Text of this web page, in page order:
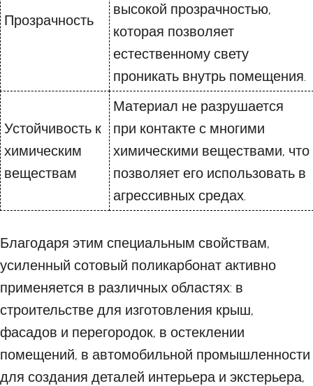
Прозрачность
высокой прозрачностью,
которая позволяет
естественному свету
проникать внутрь помещения.
Устойчивость к
химическим
веществам
Материал не разрушается
при контакте с многими
химическими веществами, что
позволяет его использовать в
агрессивных средах.
Благодаря этим специальным свойствам,
усиленный сотовый поликарбонат активно
применяется в различных областях: в
строительстве для изготовления крыш,
фасадов и перегородок, в остеклении
помещений, в автомобильной промышленности
для создания деталей интерьера и экстерьера,